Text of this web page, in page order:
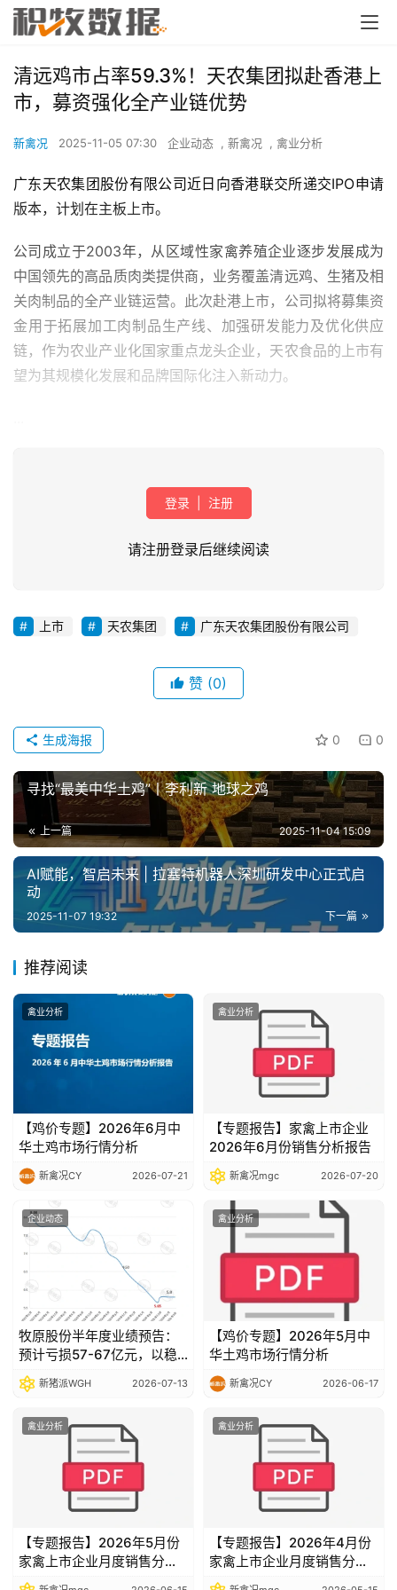
页
闻
分
析
报
告
据
表
猪
价
清远鸡市占率59.3%！天农集团拟赴香港上
市，募资强化全产业链优势
新禽况 2025-11-05 07:30 企业动态 , 新禽况 , 禽业分析
广东天农集团股份有限公司近日向香港联交所递交IPO申请
版本，计划在主板上市。
公司成立于2003年，从区域性家禽养殖企业逐步发展成为
中国领先的高品质肉类提供商，业务覆盖清远鸡、生猪及相
关肉制品的全产业链运营。此次赴港上市，公司拟将募集资
金用于拓展加工肉制品生产线、加强研发能力及优化供应
链，作为农业产业化国家重点龙头企业，天农食品的上市有
望为其规模化发展和品牌国际化注入新动力。
登录 注册
请注册登录后继续阅读
上市 天农集团 广东天农集团股份有限公司
赞 (0)
0 0
生成海报
寻找“最美中华土鸡”丨李利新 地球之鸡
上一篇 2025-11-04 15:09
AI赋能，智启未来 | 拉塞特机器人深圳研发中心正式启
动
下一篇
2025-11-07 19:32
推荐阅读
禽业分析
【鸡价专题】2026年6月中
华土鸡市场行情分析
新禽况CY 2026-07-21
禽业分析
【专题报告】家禽上市企业
2026年6月份销售分析报告
新禽况mgc 2026-07-20
企业动态
牧原股份半年度业绩预告：
预计亏损57-67亿元，以稳
健经营穿越行业波动
新猪派WGH 2026-07-13
禽业分析
【鸡价专题】2026年5月中
华土鸡市场行情分析
新禽况CY 2026-06-17
禽业分析
【专题报告】2026年5月份
家禽上市企业月度销售分析
报告
禽业分析
【专题报告】2026年4月份
家禽上市企业月度销售分析
报告